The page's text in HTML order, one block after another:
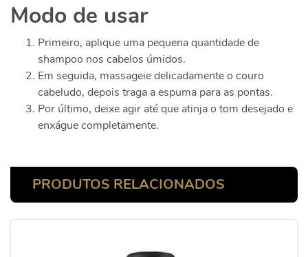
Modo de usar
Primeiro, aplique uma pequena quantidade de
shampoo nos cabelos úmidos.
Em seguida, massageie delicadamente o couro
cabeludo, depois traga a espuma para as pontas.
Por último, deixe agir até que atinja o tom desejado e
enxágue completamente.
PRODUTOS RELACIONADOS